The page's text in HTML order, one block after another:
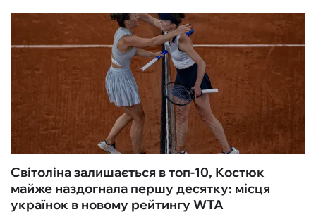
Світоліна залишається в топ-10, Костюк
майже наздогнала першу десятку: місця
українок в новому рейтингу WTA